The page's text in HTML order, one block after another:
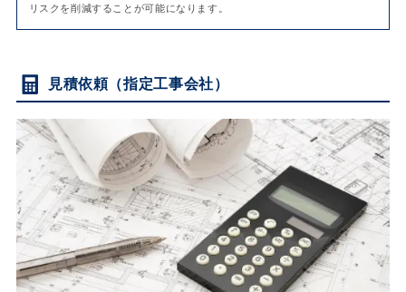
リスクを削減することが可能になります。
見積依頼（指定工事会社）